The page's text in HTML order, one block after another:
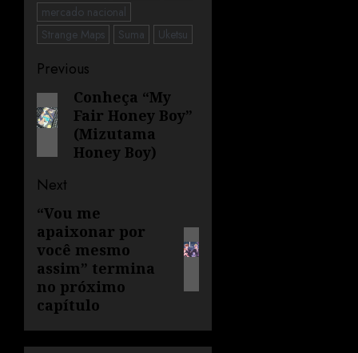
mercado nacional
Strange Maps
Suma Uketsu
Previous
Conheça “My
Fair Honey Boy”
(Mizutama
Honey Boy)
Next
“Vou me
apaixonar por
você mesmo
assim” termina
no próximo
capítulo